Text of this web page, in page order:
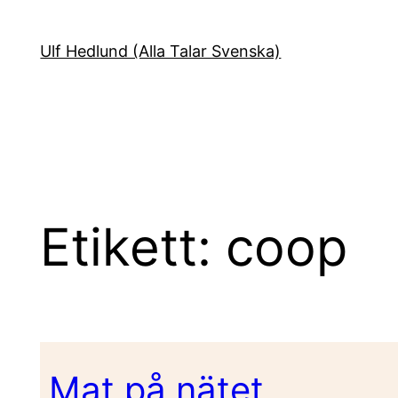
innehåll
Ulf Hedlund (Alla Talar Svenska)
Etikett: coop